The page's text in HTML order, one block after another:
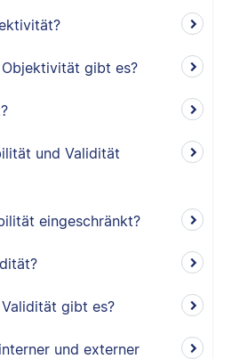
gibt es?
und Validität
eingeschränkt?
gibt es?
und externer